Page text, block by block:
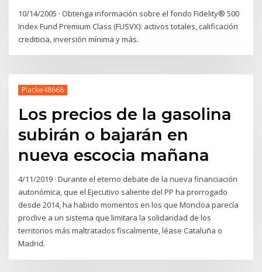
10/14/2005 · Obtenga información sobre el fondo Fidelity® 500
Index Fund Premium Class (FUSVX): activos totales, calificación
crediticia, inversión mínima y más.
Placke48668
Los precios de la gasolina
subirán o bajarán en
nueva escocia mañana
4/11/2019 · Durante el eterno debate de la nueva financiación
autonómica, que el Ejecutivo saliente del PP ha prorrogado
desde 2014, ha habido momentos en los que Moncloa parecía
proclive a un sistema que limitara la solidaridad de los
territorios más maltratados fiscalmente, léase Cataluña o
Madrid.